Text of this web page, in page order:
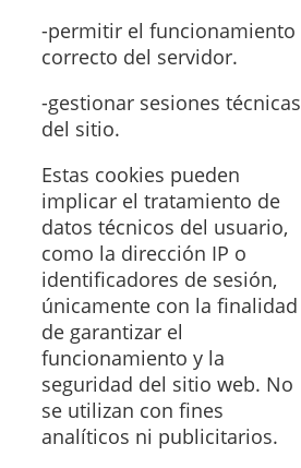
-permitir el funcionamiento
correcto del servidor.
-gestionar sesiones técnicas
del sitio.
Estas cookies pueden
implicar el tratamiento de
datos técnicos del usuario,
como la dirección IP o
identificadores de sesión,
únicamente con la finalidad
de garantizar el
funcionamiento y la
seguridad del sitio web. No
se utilizan con fines
analíticos ni publicitarios.